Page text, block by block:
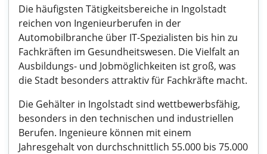
Die häufigsten Tätigkeitsbereiche in Ingolstadt
reichen von Ingenieurberufen in der
Automobilbranche über IT-Spezialisten bis hin zu
Fachkräften im Gesundheitswesen. Die Vielfalt an
Ausbildungs- und Jobmöglichkeiten ist groß, was
die Stadt besonders attraktiv für Fachkräfte macht.
Die Gehälter in Ingolstadt sind wettbewerbsfähig,
besonders in den technischen und industriellen
Berufen. Ingenieure können mit einem
Jahresgehalt von durchschnittlich 55.000 bis 75.000